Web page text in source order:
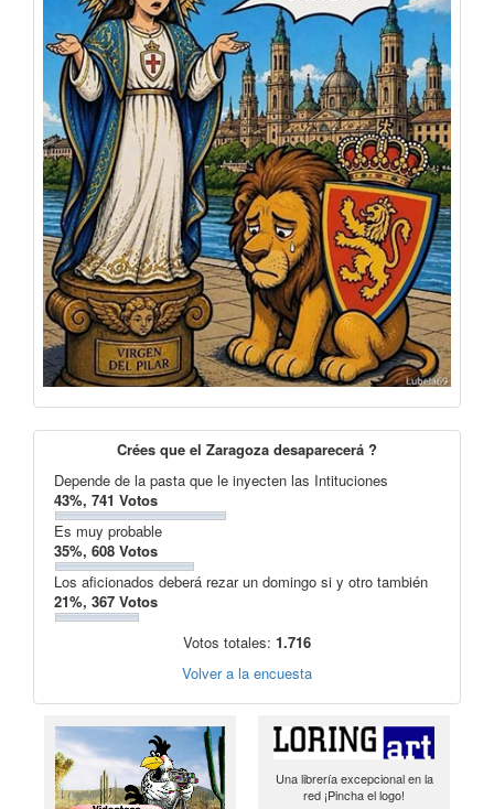
Crées que el Zaragoza desaparecerá ?
Depende de la pasta que le inyecten las Intituciones
43%, 741 Votos
Es muy probable
35%, 608 Votos
Los aficionados deberá rezar un domingo si y otro también
21%, 367 Votos
Votos totales: 1.716
Volver a la encuesta
Una librería excepcional en la
red ¡Pincha el logo!